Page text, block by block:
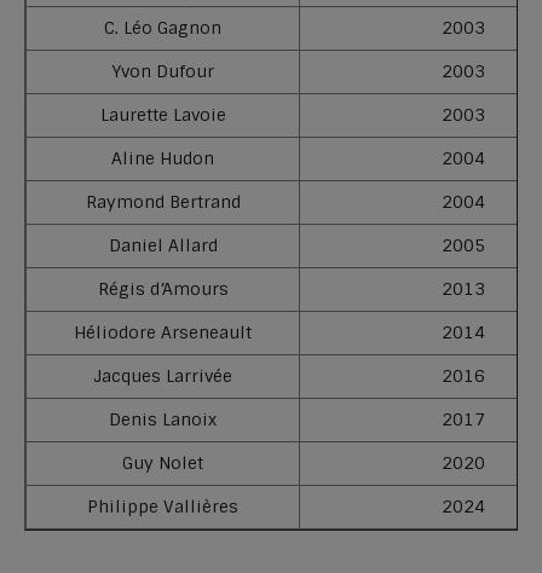
C. Léo Gagnon
2003
Yvon Dufour
2003
Laurette Lavoie
2003
Aline Hudon
2004
Raymond Bertrand
2004
Daniel Allard
2005
Régis d’Amours
2013
Héliodore Arseneault
2014
Jacques Larrivée
2016
Denis Lanoix
2017
Guy Nolet
2020
Philippe Vallières
2024